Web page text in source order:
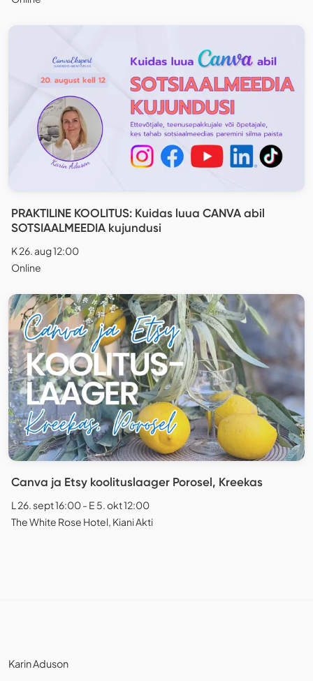
PRAKTILINE KOOLITUS: Kuidas luua CANVA abil
SOTSIAALMEEDIA kujundusi
K 26. aug 12:00
Online
Canva ja Etsy koolituslaager Porosel, Kreekas
L 26. sept 16:00 - E 5. okt 12:00
The White Rose Hotel, Kiani Akti
Karin Aduson